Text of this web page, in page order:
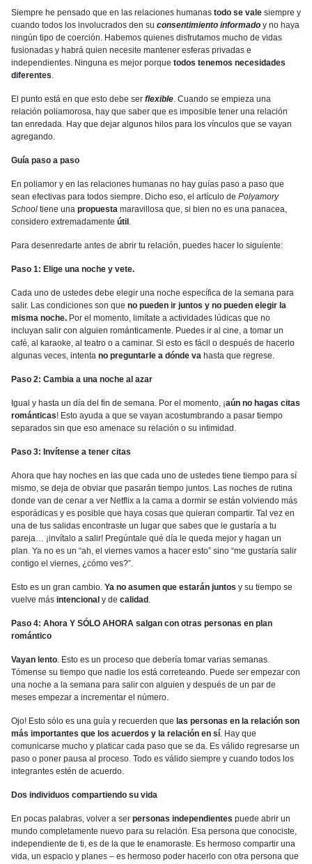
Siempre he pensado que en las relaciones humanas todo se vale siempre y
cuando todos los involucrados den su consentimiento informado y no haya
ningún tipo de coerción. Habemos quienes disfrutamos mucho de vidas
fusionadas y habrá quien necesite mantener esferas privadas e
independientes. Ninguna es mejor porque todos tenemos necesidades
diferentes.
El punto está en que esto debe ser flexible. Cuando se empieza una
relación poliamorosa, hay que saber que es imposible tener una relación
tan enredada. Hay que dejar algunos hilos para los vínculos que se vayan
agregando.
Guía paso a paso
En poliamor y en las relaciones humanas no hay guías paso a paso que
sean efectivas para todos siempre. Dicho eso, el artículo de Polyamory
School tiene una propuesta maravillosa que, si bien no es una panacea,
considero extremadamente útil .
Para desenredarte antes de abrir tu relación, puedes hacer lo siguiente:
Paso 1: Elige una noche y vete.
Cada uno de ustedes debe elegir una noche específica de la semana para
salir. Las condiciones son que no pueden ir juntos y no pueden elegir la
misma noche. Por el momento, limítate a actividades lúdicas que no
incluyan salir con alguien románticamente. Puedes ir al cine, a tomar un
café, al karaoke, al teatro o a caminar. Si esto es fácil o después de hacerlo
algunas veces, intenta no preguntarle a dónde va hasta que regrese.
Paso 2: Cambia a una noche al azar
Igual y hasta un día del fin de semana. Por el momento, ¡aún no hagas citas
románticas! Esto ayuda a que se vayan acostumbrando a pasar tiempo
separados sin que eso amenace su relación o su intimidad.
Paso 3: Invítense a tener citas
Ahora que hay noches en las que cada uno de ustedes tiene tiempo para sí
mismo, se deja de obviar que pasarán tiempo juntos. Las noches de rutina
donde van de cenar a ver Netflix a la cama a dormir se están volviendo más
esporádicas y es posible que haya cosas que quieran compartir. Tal vez en
una de tus salidas encontraste un lugar que sabes que le gustaría a tu
pareja… ¡invítalo a salir! Pregúntale qué día le queda mejor y hagan un
plan. Ya no es un “ah, el viernes vamos a hacer esto” sino “me gustaría salir
contigo el viernes, ¿cómo ves?”.
Esto es un gran cambio. Ya no asumen que estarán juntos y su tiempo se
vuelve más intencional y de calidad .
Paso 4: Ahora Y SÓLO AHORA salgan con otras personas en plan
romántico
Vayan lento. Esto es un proceso que debería tomar varias semanas.
Tómense su tiempo que nadie los está correteando. Puede ser empezar con
una noche a la semana para salir con alguien y después de un par de
meses empezar a incrementar el número.
Ojo! Esto sólo es una guía y recuerden que las personas en la relación son
más importantes que los acuerdos y la relación en sí. Hay que
comunicarse mucho y platicar cada paso que se da. Es válido regresarse un
paso o poner pausa al proceso. Todo es válido siempre y cuando todos los
integrantes estén de acuerdo.
Dos individuos compartiendo su vida
En pocas palabras, volver a ser personas independientes puede abrir un
mundo completamente nuevo para su relación. Esa persona que conociste,
independiente de ti, es de la que te enamoraste. Es hermoso compartir una
vida, un espacio y planes – es hermoso poder hacerlo con otra persona que